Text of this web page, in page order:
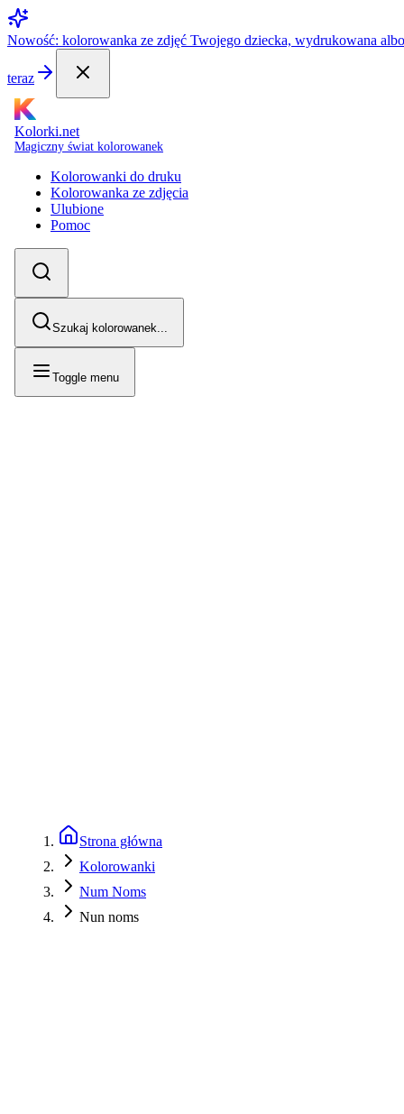
Nowość: kolorowanka ze zdjęć Twojego dziecka, wydrukowana
teraz
Kolorki.net
Magiczny świat kolorowanek
Kolorowanki do druku
Kolorowanka ze zdjęcia
Ulubione
Pomoc
Szukaj kolorowanek...
Toggle menu
Strona główna
Kolorowanki
Num Noms
Nun noms